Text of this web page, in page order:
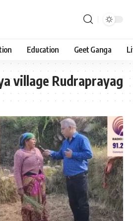
Education Geet Ganga
village Rudraprayag